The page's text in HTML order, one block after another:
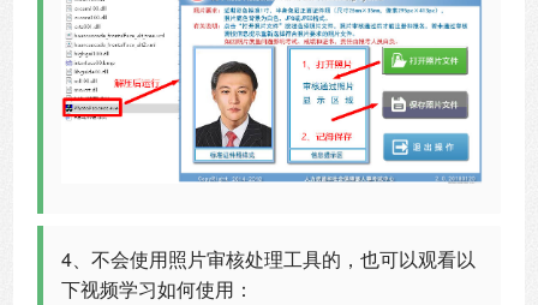
4、不会使用照片审核处理工具的，也可以观看以
下视频学习如何使用：